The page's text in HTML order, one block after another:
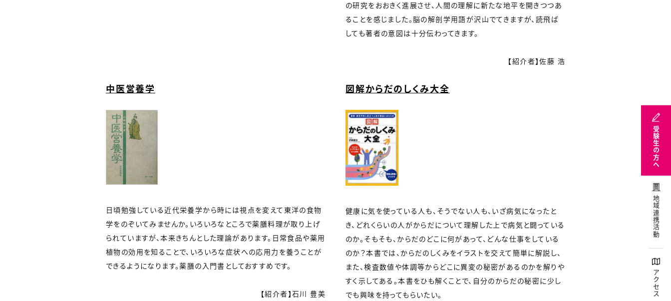
受験生の方へ
地域連携活動
アクセス
の研究をおおきく進展させ、人間の理解に新たな地平を開きつつあ
ることを感じました。脳の解剖学用語が沢山でてきますが、読飛ば
しても著者の意図は十分伝わってきます。
【紹介者】佐藤 浩
中医営養学
日頃勉強している近代栄養学から時には視点を変えて東洋の食物
学をのぞいてみませんか。いろいろなところで薬膳料理が取り上げ
られていますが、本来きちんとした理論があります。日常食品や薬用
植物の効用を知ることで、いろいろな症状への応用力を養うことが
できるようになります。薬膳の入門書としておすすめです。
【紹介者】石川 豊美
図解からだのしくみ大全
健康に気を使っている人も、そうでない人も、いざ病気になったと
き、どれくらいの人がからだについて理解した上で病気と闘っている
のか。そもそも、からだのどこに何があって、どんな仕事をしている
のか？本書では、からだのしくみをイラストを交えて簡単に解説し、
また、検査数値や体調等からどこに異変の秘密があるのかを解りや
すく示してある。本書をひも解くことで、自分のからだの秘密に少し
でも興味を持ってもらいたい。